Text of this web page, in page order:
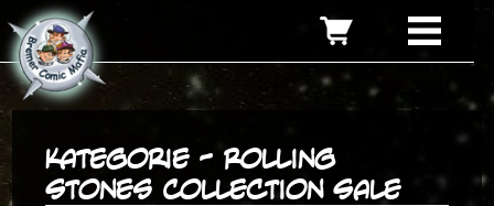
Kategorie - Rolling
Stones Collection Sale